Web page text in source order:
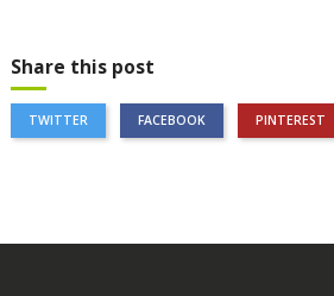
Share this post
TWITTER FACEBOOK PINTEREST